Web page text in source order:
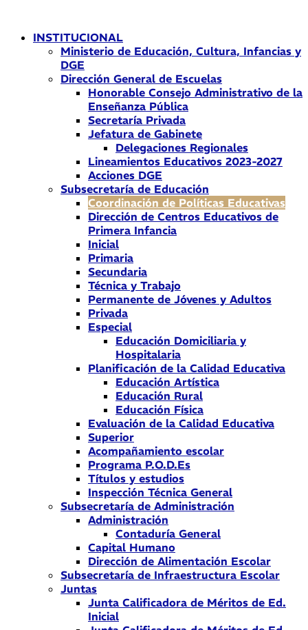
contenidoINSTITUCIONAL
Ministerio de Educación, Cultura, Infancias y
DGE
Dirección General de Escuelas
Honorable Consejo Administrativo de la
Enseñanza Pública
Secretaría Privada
Jefatura de Gabinete
Delegaciones Regionales
Lineamientos Educativos 2023-2027
Acciones DGE
Subsecretaría de Educación
Coordinación de Políticas Educativas
Dirección de Centros Educativos de
Primera Infancia
Inicial
Primaria
Secundaria
Técnica y Trabajo
Permanente de Jóvenes y Adultos
Privada
Especial
Educación Domiciliaria y
Hospitalaria
Planificación de la Calidad Educativa
Educación Artística
Educación Rural
Educación Física
Evaluación de la Calidad Educativa
Superior
Acompañamiento escolar
Programa P.O.D.Es
Títulos y estudios
Inspección Técnica General
Subsecretaría de Administración
Administración
Contaduría General
Capital Humano
Dirección de Alimentación Escolar
Subsecretaría de Infraestructura Escolar
Juntas
Junta Calificadora de Méritos de Ed.
Inicial